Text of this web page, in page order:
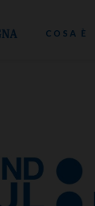
COSA È